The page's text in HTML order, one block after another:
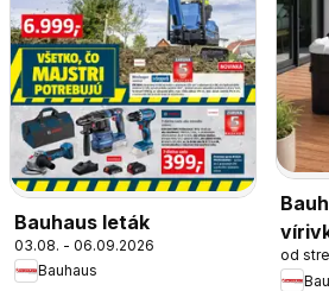
Bauhaus leták
03.08. - 06.09.2026
Bauhaus
od